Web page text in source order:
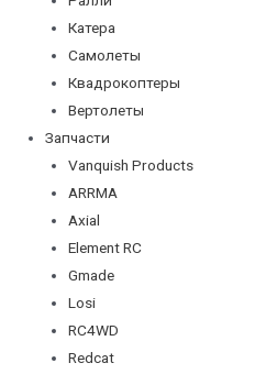
Катера
Самолеты
Квадрокоптеры
Вертолеты
Запчасти
Vanquish Products
ARRMA
Axial
Element RC
Gmade
Losi
RC4WD
Redcat